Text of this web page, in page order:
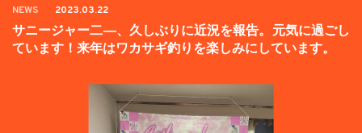
NEWS 2023.03.22
サニージャー二―、久しぶりに近況を報告。元気に過ごし
ています！来年はワカサギ釣りを楽しみにしています。